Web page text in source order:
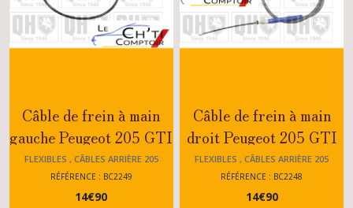
Câble de frein à main
gauche Peugeot 205 GTI
1.9
FLEXIBLES , CÂBLES ARRIÈRE 205
RÉFÉRENCE : BC2249
14€90
Câble de frein à main
droit Peugeot 205 GTI
1.9
FLEXIBLES , CÂBLES ARRIÈRE 205
RÉFÉRENCE : BC2248
14€90